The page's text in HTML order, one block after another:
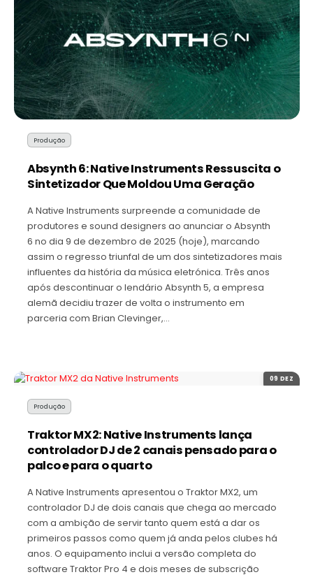
Produção
Absynth 6: Native Instruments Ressuscita o
Sintetizador Que Moldou Uma Geração
A Native Instruments surpreende a comunidade de
produtores e sound designers ao anunciar o Absynth
6 no dia 9 de dezembro de 2025 (hoje), marcando
assim o regresso triunfal de um dos sintetizadores mais
influentes da história da música eletrónica. Três anos
após descontinuar o lendário Absynth 5, a empresa
alemã decidiu trazer de volta o instrumento em
parceria com Brian Clevinger,…
09 DEZ
Produção
Traktor MX2: Native Instruments lança
controlador DJ de 2 canais pensado para o
palco e para o quarto
A Native Instruments apresentou o Traktor MX2, um
controlador DJ de dois canais que chega ao mercado
com a ambição de servir tanto quem está a dar os
primeiros passos como quem já anda pelos clubes há
anos. O equipamento inclui a versão completa do
software Traktor Pro 4 e dois meses de subscrição